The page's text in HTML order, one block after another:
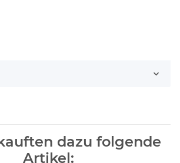
dazu folgende
Artikel: